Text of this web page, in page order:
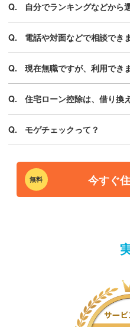
自分でランキングなどから
電話や対面などで相談でき
現在無職ですが、利用でき
住宅ローン控除は、借り換
モゲチェックって？
無料 今すぐ